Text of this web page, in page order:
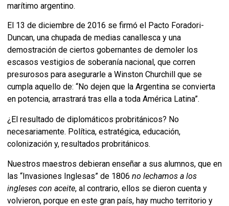
marítimo argentino.
El 13 de diciembre de 2016 se firmó el Pacto Foradori-
Duncan, una chupada de medias canallesca y una
demostración de ciertos gobernantes de demoler los
escasos vestigios de soberanía nacional, que corren
presurosos para asegurarle a Winston Churchill que se
cumpla aquello de: “No dejen que la Argentina se convierta
en potencia, arrastrará tras ella a toda América Latina”.
¿El resultado de diplomáticos probritánicos? No
necesariamente. Política, estratégica, educación,
colonización y, resultados probritánicos.
Nuestros maestros debieran enseñar a sus alumnos, que en
las “Invasiones Inglesas” de 1806 no lechamos a los
ingleses con aceite, al contrario, ellos se dieron cuenta y
volvieron, porque en este gran país, hay mucho territorio y